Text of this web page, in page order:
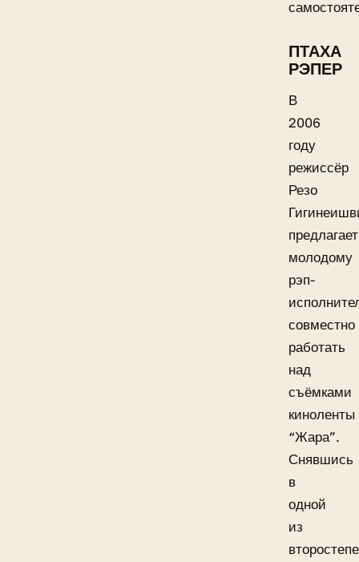
ПТАХА
РЭПЕР
В
2006
году
режиссёр
Резо
предлагает
молодому
рэп-
совместно
работать
над
съёмками
киноленты
“Жара”.
Снявшись
в
одной
из